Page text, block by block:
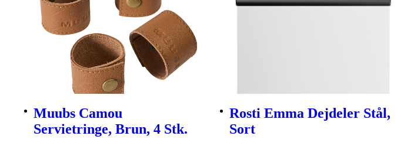
Muubs Camou
Servietringe, Brun, 4 Stk.
Rosti Emma Dejdeler Stål,
Sort